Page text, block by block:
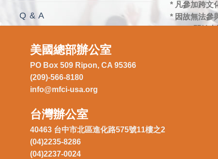
Q & A
* 凡參加跨文
* 因故無法參
美國總部辦公室
PO Box 509 Ripon, CA 95366
(209)-566-8180
info@mfci-usa.org
台灣辦公室
40463 台中市北區進化路575號11樓之2
(04)2235-8286
(04)2237-0024